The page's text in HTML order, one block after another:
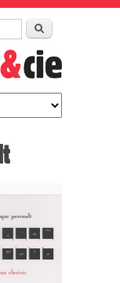
Rechercher